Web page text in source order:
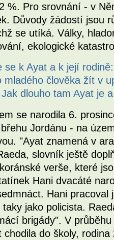
%. Pro srovnání - v
Důvody žádostí jsou
se utíká. Války,
ekologické
se k Ayat a k její
mladého člověka žít v
dlouho tam Ayat je
se narodila 6.
Jordánu - na
"Ayat znamená v
slovník ještě
verše, které
Hani dvacáté
Hani
taky jako policista.
brigády". V
chodila do školy,